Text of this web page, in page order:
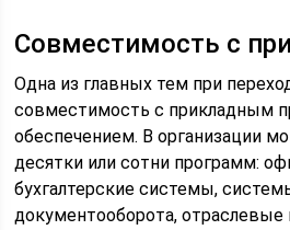
Совместимость с
Одна из главных тем при
совместимость с прикладным
обеспечением. В организации
десятки или сотни программ:
бухгалтерские системы,
документооборота, отраслевые